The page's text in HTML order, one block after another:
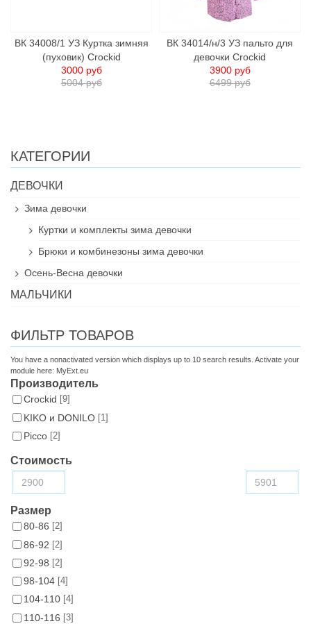
ВК 34008/1 УЗ Куртка зимняя
(пуховик) Crockid
5004 руб
3000 руб
ВК 34014/н/3 УЗ пальто для
девочки Crockid
6499 руб
3900 руб
КАТЕГОРИИ
ДЕВОЧКИ
Зима девочки
Куртки и комплекты зима девочки
Брюки и комбинезоны зима девочки
Осень-Весна девочки
МАЛЬЧИКИ
ФИЛЬТР ТОВАРОВ
You have a nonactivated version which displays up to 10 search results. Activate your
module here: MyExt.eu
Производитель
Croсkid [9]
KIKO и DONILO [1]
Picco [2]
Стоимость
Размер
80-86 [2]
86-92 [2]
92-98 [2]
98-104 [4]
104-110 [4]
110-116 [3]